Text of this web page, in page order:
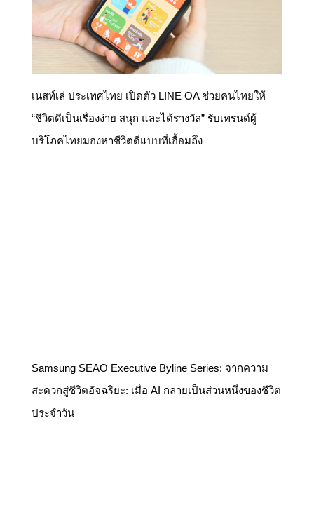
เนสท์เล่ ประเทศไทย เปิดตัว LINE OA ช่วยคนไทยให้
“ชีวิตดีเป็นเรื่องง่าย สนุก และได้รางวัล” รับเทรนด์ผู้
บริโภคไทยมองหาชีวิตดีแบบที่เอื้อมถึง
Samsung SEAO Executive Byline Series: จากความ
สะดวกสู่ชีวิตอัจฉริยะ: เมื่อ AI กลายเป็นส่วนหนึ่งของชีวิต
ประจำวัน